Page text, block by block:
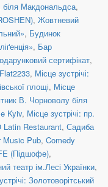
біля Макдональдса,
, Жовтневий
, Будинок
, Бар
сертифікат,
Flat2233, Місце зустрічі:
площі, Місце
В. Чорноволу біля
Kyiv, Місце зустрічі: пр.
Latin Restaurant, Садиба
Music Pub, Comedy
(Підшофе),
театр ім.Лесі Українки,
Золотоворітський